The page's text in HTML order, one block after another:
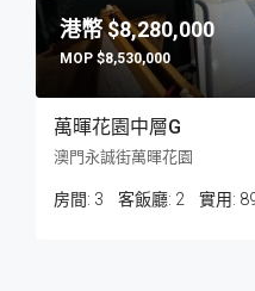
$8,280,000
$8,530,000
萬暉花園中層G
澳門永誠街萬暉花園
房間: 3 客飯廳: 2